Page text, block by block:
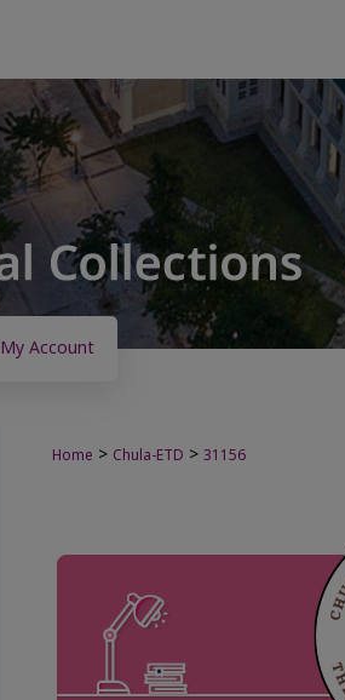
My Account
Home > Chula-ETD > 31156